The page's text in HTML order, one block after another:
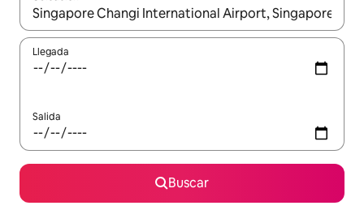
Cuando los resultados estén disponibles, navega con las
Llegada
Salida
Buscar